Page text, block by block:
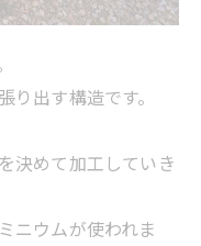
出す構造です。
決めて加工していき
ニウムが使われま